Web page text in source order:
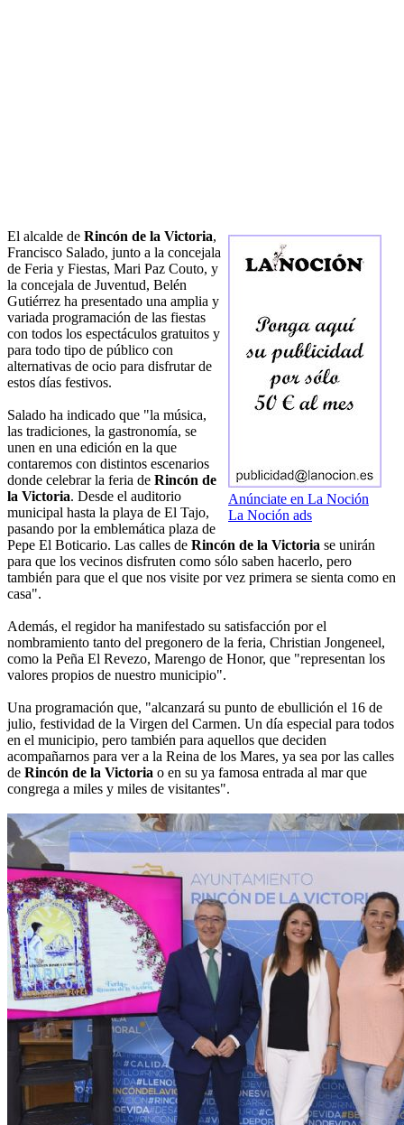
Anúnciate en La Noción
La Noción ads
El alcalde de Rincón de la Victoria,
Francisco Salado, junto a la concejala
de Feria y Fiestas, Mari Paz Couto, y
la concejala de Juventud, Belén
Gutiérrez ha presentado una amplia y
variada programación de las fiestas
con todos los espectáculos gratuitos y
para todo tipo de público con
alternativas de ocio para disfrutar de
estos días festivos.
Salado ha indicado que "la música,
las tradiciones, la gastronomía, se
unen en una edición en la que
contaremos con distintos escenarios
donde celebrar la feria de Rincón de
la Victoria. Desde el auditorio
municipal hasta la playa de El Tajo,
pasando por la emblemática plaza de
Pepe El Boticario. Las calles de Rincón de la Victoria se unirán
para que los vecinos disfruten como sólo saben hacerlo, pero
también para que el que nos visite por vez primera se sienta como en
casa".
Además, el regidor ha manifestado su satisfacción por el
nombramiento tanto del pregonero de la feria, Christian Jongeneel,
como la Peña El Revezo, Marengo de Honor, que "representan los
valores propios de nuestro municipio".
Una programación que, "alcanzará su punto de ebullición el 16 de
julio, festividad de la Virgen del Carmen. Un día especial para todos
en el municipio, pero también para aquellos que deciden
acompañarnos para ver a la Reina de los Mares, ya sea por las calles
de Rincón de la Victoria o en su ya famosa entrada al mar que
congrega a miles y miles de visitantes".